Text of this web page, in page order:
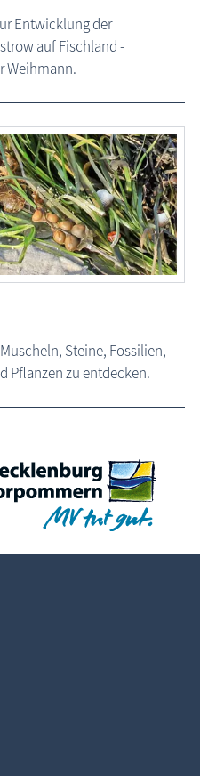
Entwicklung der
auf Fischland -
Weihmann.
Steine, Fossilien,
Pflanzen zu entdecken.